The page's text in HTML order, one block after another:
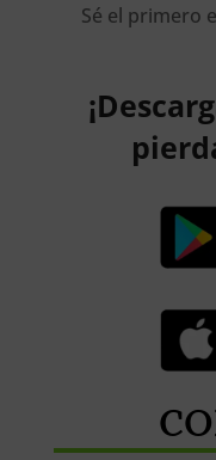
Sé el primero